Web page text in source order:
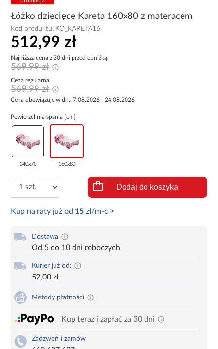
Łóżko dziecięce Kareta 160x80 z materacem
Kod produktu: KO_KARETA16
512,99 zł
Najniższa cena z 30 dni przed obniżką:
569,99 zł
Cena regularna
569,99 zł
Cena obowiązuje w dn.: 7.08.2026 - 24.08.2026
Powierzchnia spania [cm]
140x70 160x80
Dodaj do koszyka
Kup na raty już od 15 zł/m-c >
Dostawa
Od 5 do 10 dni roboczych
Kurier już od:
52,00 zł
Metody płatności
Kup teraz i zapłać za 30 dni
Zadzwoń i zamów